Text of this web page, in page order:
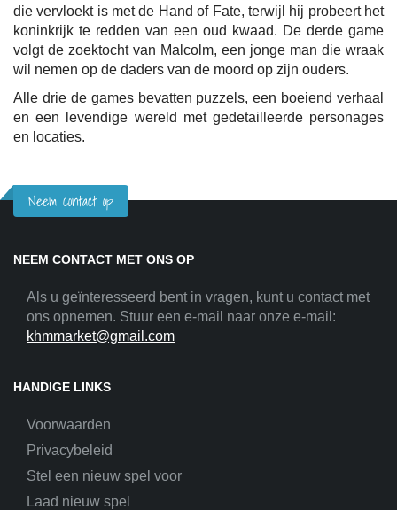
die vervloekt is met de Hand of Fate, terwijl hij probeert het
koninkrijk te redden van een oud kwaad. De derde game
volgt de zoektocht van Malcolm, een jonge man die wraak
wil nemen op de daders van de moord op zijn ouders.
Alle drie de games bevatten puzzels, een boeiend verhaal
en een levendige wereld met gedetailleerde personages
en locaties.
Neem contact op
NEEM CONTACT MET ONS OP
Als u geïnteresseerd bent in vragen, kunt u contact met
ons opnemen. Stuur een e-mail naar onze e-mail:
khmmarket@gmail.com
HANDIGE LINKS
Voorwaarden
Privacybeleid
Stel een nieuw spel voor
Laad nieuw spel